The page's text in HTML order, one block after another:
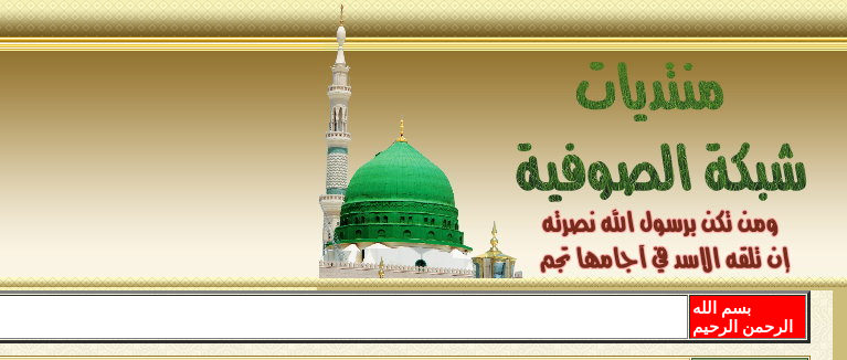
بسم الله
الرحمن الرحيم